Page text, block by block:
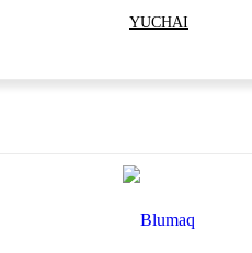
YUCHAI